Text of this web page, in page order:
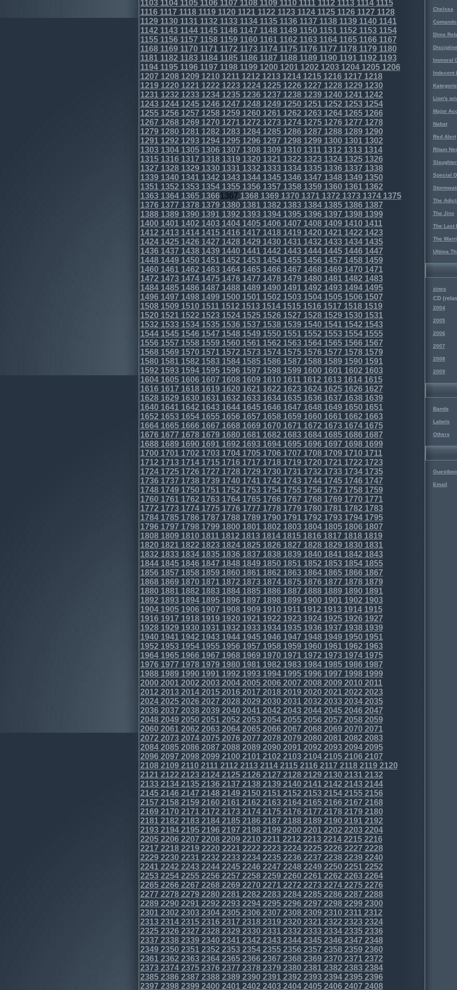
11031104110511061107 11081109111011111112 111311141115
11161117 11181119112011211122 11231124112511261127 1128
1129113011311132 11331134113511361137 1138113911401141
1142 11431144114511461147 11481149115011511152 11531154
115511561157 11581159116011611162 11631164116511661167
11681169117011711172 11731174117511761177 117811791180
11811182 11831184118511861187 11881189119011911192 1193
1194119511961197 11981199120012011202 1203120412051206
1207 12081209121012111212 12131214121512161217 1218
1219122012211222 12231224122512261227 122812291230
12311232 12331234123512361237 12381239124012411242
12431244124512461247 12481249125012511252 12531254
125512561257 12581259126012611262 1263126412651266
1267 12681269127012711272 12731274127512761277 1278
1279128012811282 12831284128512861287 128812891290
12911292 12931294129512961297 12981299130013011302
13031304130513061307 13081309131013111312 13131314
131513161317 13181319132013211322 1323132413251326
1327 13281329133013311332 13331334133513361337 1338
1339134013411342 13431344134513461347 134813491350
13511352 13531354135513561357 13581359136013611362
13631364136513661367 13681369137013711372 137313741375
13761377 13781379138013811382 13831384138513861387
13881389139013911392 13931394139513961397 13981399
140014011402 14031404140514061407 1408140914101411
1412 14131414141514161417 14181419142014211422 1423
1424142514261427 14281429143014311432 143314341435
14361437 14381439144014411442 14431444144514461447
14481449145014511452 14531454145514561457 14581459
146014611462 14631464146514661467 1468146914701471
1472 14731474147514761477 14781479148014811482 1483
1484148514861487 14881489149014911492 149314941495
14961497 14981499150015011502 15031504150515061507
15081509151015111512 15131514151515161517 15181519
152015211522 15231524152515261527 1528152915301531
1532 15331534153515361537 15381539154015411542 1543
1544154515461547 15481549155015511552 155315541555
15561557 15581559156015611562 15631564156515661567
15681569157015711572 15731574157515761577 15781579
158015811582 15831584158515861587 1588158915901591
1592 15931594159515961597 15981599160016011602 1603
1604160516061607 16081609161016111612 161316141615
16161617 16181619162016211622 16231624162516261627
16281629163016311632 16331634163516361637 16381639
164016411642 16431644164516461647 1648164916501651
1652 16531654165516561657 16581659166016611662 1663
1664166516661667 16681669167016711672 167316741675
16761677 16781679168016811682 16831684168516861687
16881689169016911692 16931694169516961697 16981699
170017011702 17031704170517061707 1708170917101711
1712 17131714171517161717 17181719172017211722 1723
1724172517261727 17281729173017311732 173317341735
17361737 17381739174017411742 17431744174517461747
17481749175017511752 17531754175517561757 17581759
176017611762 17631764176517661767 1768176917701771
1772 17731774177517761777 17781779178017811782 1783
1784178517861787 17881789179017911792 179317941795
17961797 17981799180018011802 18031804180518061807
18081809181018111812 18131814181518161817 18181819
182018211822 18231824182518261827 1828182918301831
1832 18331834183518361837 18381839184018411842 1843
1844184518461847 18481849185018511852 185318541855
18561857 18581859186018611862 18631864186518661867
18681869187018711872 18731874187518761877 18781879
188018811882 18831884188518861887 1888188918901891
1892 18931894189518961897 18981899190019011902 1903
1904190519061907 19081909191019111912 191319141915
19161917 19181919192019211922 19231924192519261927
19281929193019311932 19331934193519361937 19381939
194019411942 19431944194519461947 1948194919501951
1952 19531954195519561957 19581959196019611962 1963
1964196519661967 19681969197019711972 197319741975
19761977 19781979198019811982 19831984198519861987
19881989199019911992 19931994199519961997 19981999
200020012002 20032004200520062007 2008200920102011
2012 20132014201520162017 20182019202020212022 2023
2024202520262027 20282029203020312032 203320342035
20362037 20382039204020412042 20432044204520462047
20482049205020512052 20532054205520562057 20582059
206020612062 20632064206520662067 2068206920702071
2072 20732074207520762077 20782079208020812082 2083
2084208520862087 20882089209020912092 209320942095
20962097 20982099210021012102 21032104210521062107
21082109211021112112 21132114211521162117 211821192120
21212122 21232124212521262127 21282129213021312132
21332134213521362137 21382139214021412142 21432144
214521462147 21482149215021512152 2153215421552156
2157 21582159216021612162 21632164216521662167 2168
2169217021712172 21732174217521762177 217821792180
21812182 21832184218521862187 21882189219021912192
21932194219521962197 21982199220022012202 22032204
220522062207 22082209221022112212 2213221422152216
2217 22182219222022212222 22232224222522262227 2228
2229223022312232 22332234223522362237 223822392240
22412242 22432244224522462247 22482249225022512252
22532254225522562257 22582259226022612262 22632264
226522662267 22682269227022712272 2273227422752276
2277 22782279228022812282 22832284228522862287 2288
2289229022912292 22932294229522962297 229822992300
23012302 23032304230523062307 23082309231023112312
23132314231523162317 23182319232023212322 23232324
232523262327 23282329233023312332 2333233423352336
2337 23382339234023412342 23432344234523462347 2348
2349235023512352 23532354235523562357 235823592360
23612362 23632364236523662367 23682369237023712372
23732374237523762377 23782379238023812382 23832384
238523862387 23882389239023912392 2393239423952396
2397 23982399240024012402 24032404240524062407 2408
Chelsea
Dims
Immoral
Indecent
Lion's
Major
Nabat
Red Alert
Ritam
Special
The
The Jinx
The Last
The
Ultima
zines
CD
2004
2005
2006
2007
2008
2009
Bands
Labels
Others
Email